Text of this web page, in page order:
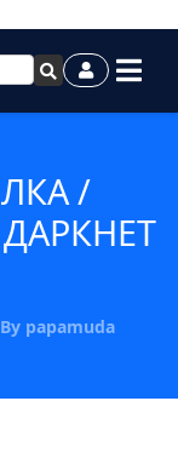
/
papamuda